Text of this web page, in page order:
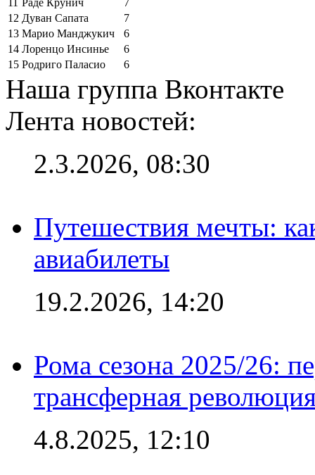
12 Дуван Сапата
7
13 Марио Манджукич
6
14 Лоренцо Инсинье
6
15 Родриго Паласио 6
Наша группа Вконтакте
Лента новостей:
2.3.2026, 08:30
Путешествия мечты:
авиабилеты
19.2.2026, 14:20
Рома сезона 2025/26:
трансферная
4.8.2025, 12:10